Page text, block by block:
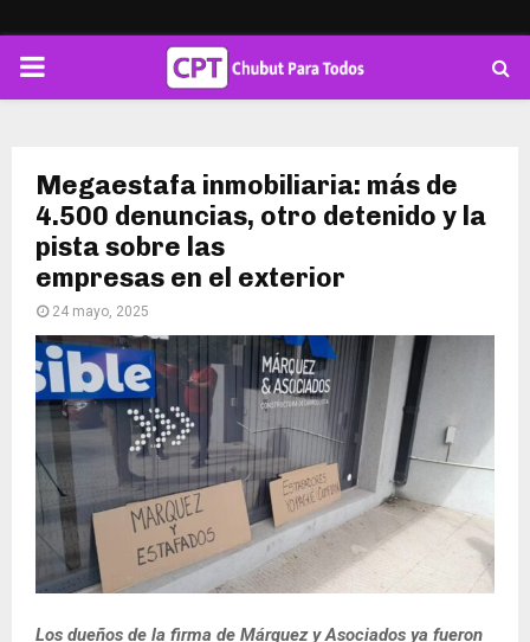
PRIMARY
Megaestafa inmobiliaria: más de
4.500 denuncias, otro detenido y la
pista sobre las
empresas en el exterior
24 mayo, 2025
Los dueños de la firma de Márquez y Asociados ya fueron